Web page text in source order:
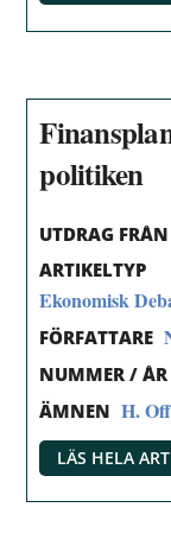
politiken
UTDRAG
ARTIKELTYP
Ekonomisk
FÖRFATTARE
NUMMER / ÅR
ÄMNEN H.
LÄS HELA